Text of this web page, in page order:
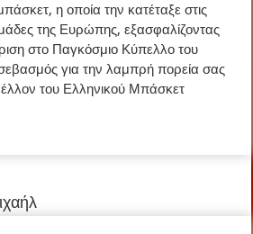
η οποία την κατέταξε στις
της Ευρώπης, εξασφαλίζοντας
στο Παγκόσμιο Κύπελλο του
για την λαμπρή πορεία σας
του Ελληνικού Μπάσκετ